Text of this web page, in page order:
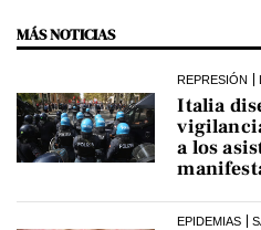
MÁS NOTICIAS
REPRESIÓN
Italia
a los
EPIDEMIAS